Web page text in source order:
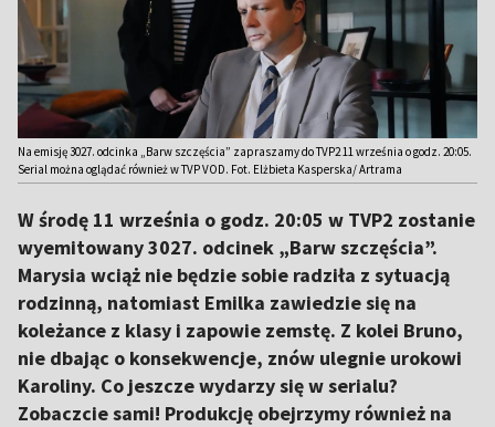
Na emisję 3027. odcinka „Barw szczęścia” zapraszamy do TVP2 11 września o godz. 20:05.
Serial można oglądać również w TVP VOD. Fot. Elżbieta Kasperska/ Artrama
W środę 11 września o godz. 20:05 w TVP2 zostanie
wyemitowany 3027. odcinek „Barw szczęścia”.
Marysia wciąż nie będzie sobie radziła z sytuacją
rodzinną, natomiast Emilka zawiedzie się na
koleżance z klasy i zapowie zemstę. Z kolei Bruno,
nie dbając o konsekwencje, znów ulegnie urokowi
Karoliny. Co jeszcze wydarzy się w serialu?
Zobaczcie sami! Produkcję obejrzymy również na